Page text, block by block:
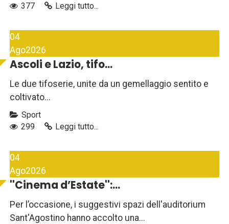
377
Leggi tutto...
04
Ago2026
Ascoli e Lazio, tifo...
Le due tifoserie, unite da un gemellaggio sentito e
coltivato...
Sport
299
Leggi tutto...
04
Ago2026
''Cinema d’Estate'':...
Per l’occasione, i suggestivi spazi dell'auditorium
Sant'Agostino hanno accolto una...